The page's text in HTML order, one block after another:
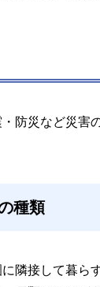
防災など災害
種類
隣接して暮ら